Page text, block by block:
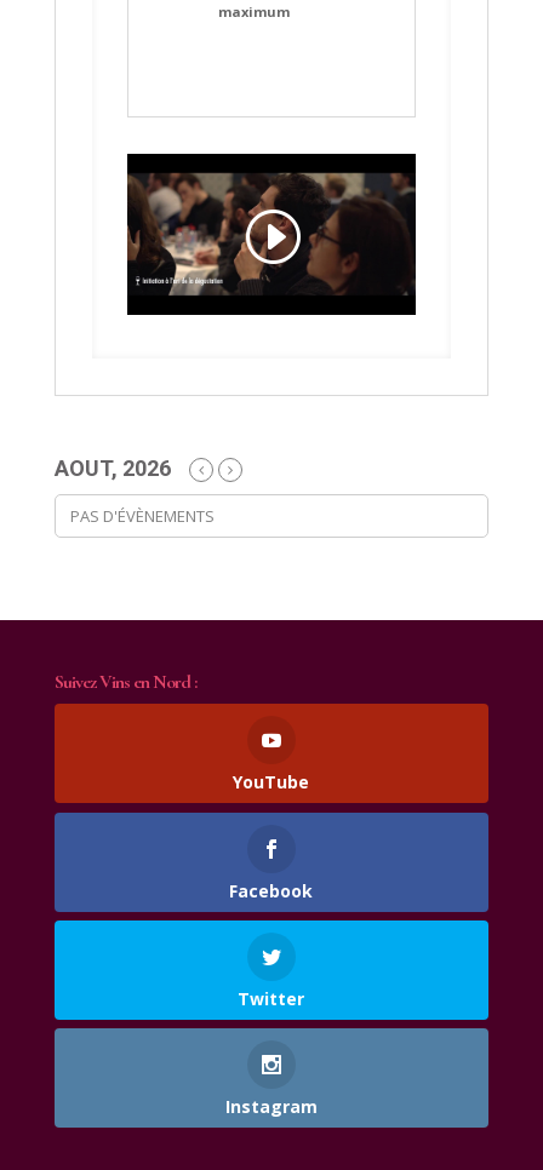
maximum
AOUT, 2026
PAS D'ÉVÈNEMENTS
Suivez Vins en Nord :
YouTube
Facebook
Twitter
Instagram